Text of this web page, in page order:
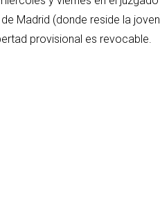
Madrid (donde reside la
provisional es revocable.